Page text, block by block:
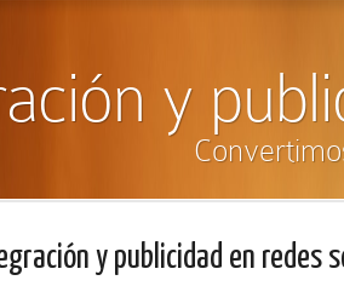
y
y publicidad en redes